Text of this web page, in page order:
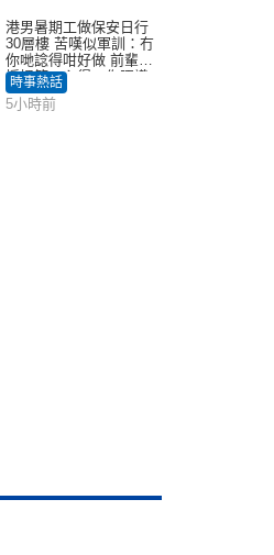
港男暑期工做保安日行
30層樓 苦嘆似軍訓：冇
你哋諗得咁好做 前輩傳
授搵筍工心得：你唔識
揀盤啫｜Juicy叮
時事熱話
5小時前